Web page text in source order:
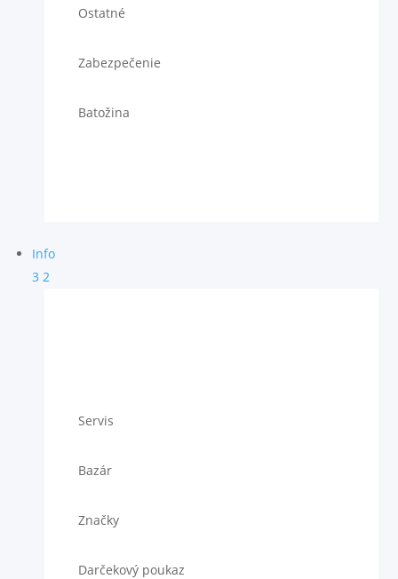
Ostatné
Zabezpečenie
Batožina
Info
3 2
Servis
Bazár
Značky
Darčekový poukaz